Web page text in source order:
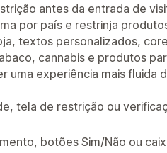
antes da entrada de
por país e restrinja
textos personalizados,
cannabis e produtos
uma experiência mais fluida
tela de restrição ou
botões Sim/Não ou